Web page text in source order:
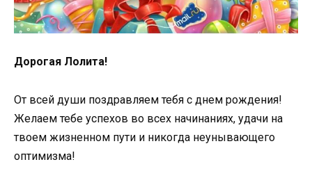
Дорогая Лолита!
От всей души поздравляем тебя с днем рождения!
Желаем тебе успехов во всех начинаниях, удачи на
твоем жизненном пути и никогда неунывающего
оптимизма!